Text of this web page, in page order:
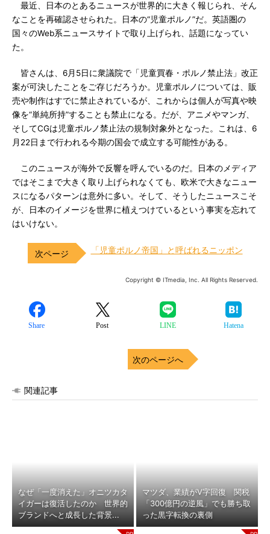
最近、日本のとあるニュースが世界的に大きく報じられ、そん
なことを再確認させられた。日本の“児童ポルノ”だ。英語圏の
国々のWeb系ニュースサイトで取り上げられ、話題になってい
た。
皆さんは、6月5日に衆議院で「児童買春・ポルノ禁止法」改正
案が可決したことをご存じだろうか。児童ポルノについては、販
売や制作はすでに禁止されているが、これからは個人が写真や映
像を“単純所持”することも禁止になる。だが、アニメやマンガ、
そしてCGは児童ポルノ禁止法の規制対象外となった。これは、6
月22日まで行われる今期の国会で成立する可能性がある。
このニュースが海外で反響を呼んでいるのだ。日本のメディア
ではそこまで大きく取り上げられなくても、欧米で大きなニュー
スになるパターンは意外に多い。そして、そうしたニュースこそ
が、日本のイメージを世界に植えつけているという事実を忘れて
はいけない。
「児童ポルノ帝国」と呼ばれるニッポン
Copyright © ITmedia, Inc. All Rights Reserved.
Share Post LINE Hatena
次のページへ
関連記事
なぜ「一度消えた」オニツカタ
イガーは復活したのか 世界的
ブランドへと成長した背景...
マツダ、業績がV字回復 関税
「300億円の逆風」でも勝ち取
った黒字転換の裏側